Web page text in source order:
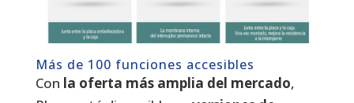
Más de 100 funciones accesibles
Con la oferta más amplia del mercado,